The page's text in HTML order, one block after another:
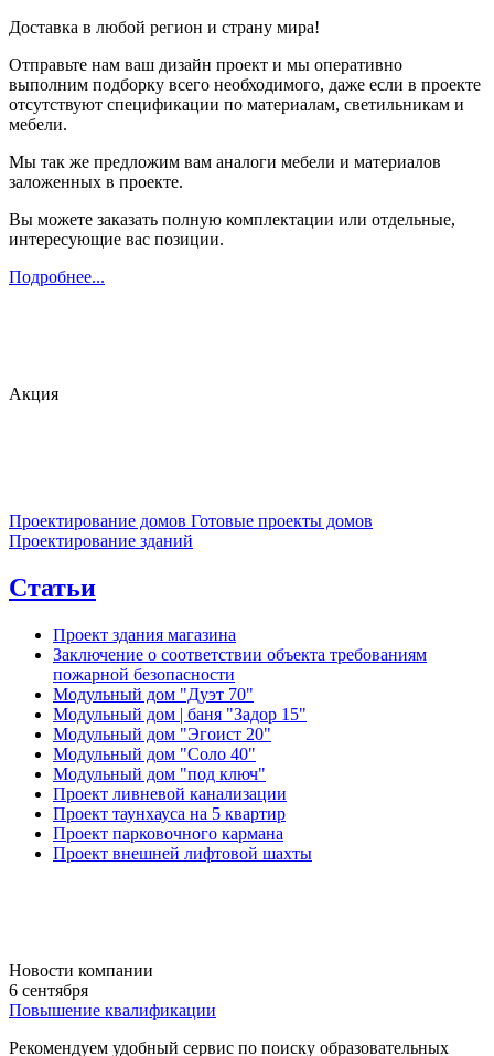
Доставка в любой регион и страну мира!
Отправьте нам ваш дизайн проект и мы оперативно
выполним подборку всего необходимого, даже если в проекте
отсутствуют спецификации по материалам, светильникам и
мебели.
Мы так же предложим вам аналоги мебели и материалов
заложенных в проекте.
Вы можете заказать полную комплектации или отдельные,
интересующие вас позиции.
Подробнее...
Акция
Проектирование домов Готовые проекты домов
Проектирование зданий
Статьи
Проект здания магазина
Заключение о соответствии объекта требованиям
пожарной безопасности
Модульный дом "Дуэт 70"
Модульный дом | баня "Задор 15"
Модульный дом "Эгоист 20"
Модульный дом "Соло 40"
Модульный дом "под ключ"
Проект ливневой канализации
Проект таунхауса на 5 квартир
Проект парковочного кармана
Проект внешней лифтовой шахты
Новости компании
6 сентября
Повышение квалификации
Рекомендуем удобный сервис по поиску образовательных